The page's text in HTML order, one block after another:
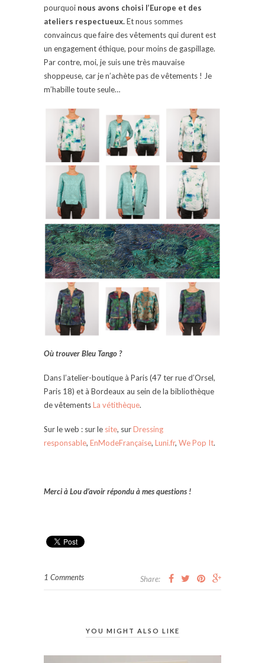
pourquoi nous avons choisi l’Europe et des
ateliers respectueux.Et nous sommes
convaincus que faire des vêtements qui durent est
un engagement éthique, pour moins de gaspillage.
Par contre, moi, je suis une très mauvaise
shoppeuse, car je n’achète pas de vêtements ! Je
m’habille toute seule…
Où trouver Bleu Tango ?
Dans l’atelier-boutique à Paris (47 ter rue d’Orsel,
Paris 18) et à Bordeaux au sein de la bibliothèque
de vêtementsLa vétithèque.
Sur le web : sur le site, surDressing
responsable, EnModeFrançaise, Luni.fr, We Pop It.
Merci à Lou d’avoir répondu à mes questions !
1 Comments Share:
YOU MIGHT ALSO LIKE